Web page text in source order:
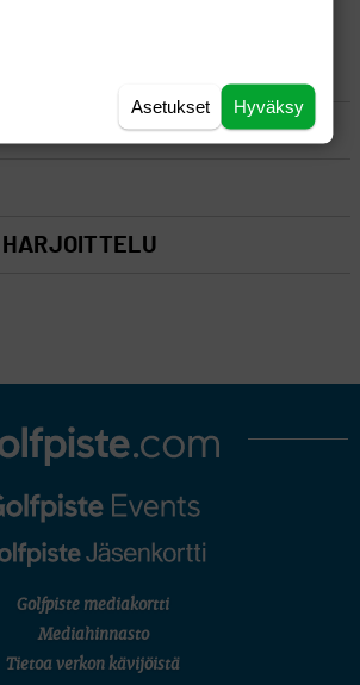
Golfpiste mediakortti
Mediahinnasto
Tietoa verkon kävijöistä
Hyväksy
Asetukset